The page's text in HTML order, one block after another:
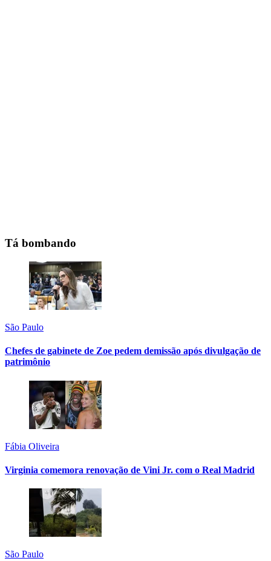
Tá bombando
São Paulo
Chefes de gabinete de Zoe pedem demissão após divulgação de
patrimônio
Fábia Oliveira
Virginia comemora renovação de Vini Jr. com o Real Madrid
São Paulo